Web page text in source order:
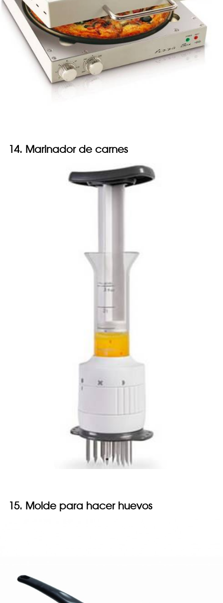
14. Marinador de carnes
15. Molde para hacer huevos